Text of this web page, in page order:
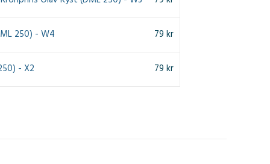
250) - W4 79 kr
- X2 79 kr